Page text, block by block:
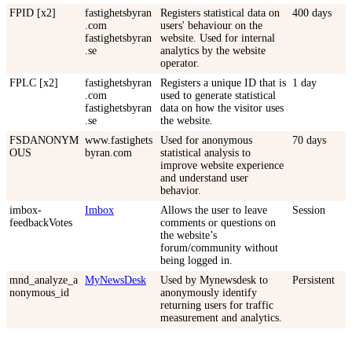
FPID [x2]
fastighetsbyran
.com
fastighetsbyran
.se
Registers statistical data on
users' behaviour on the
website. Used for internal
analytics by the website
operator.
400 days
FPLC [x2]
fastighetsbyran
.com
fastighetsbyran
.se
Registers a unique ID that is
used to generate statistical
data on how the visitor uses
the website.
1 day
FSDANONYM
OUS
www.fastighets
byran.com
Used for anonymous
statistical analysis to
improve website experience
and understand user
behavior.
70 days
imbox-
feedbackVotes
Imbox
Allows the user to leave
comments or questions on
the website’s
forum/community without
being logged in.
Session
mnd_analyze_a
nonymous_id
MyNewsDesk
Used by Mynewsdesk to
anonymously identify
returning users for traffic
measurement and analytics.
Persistent